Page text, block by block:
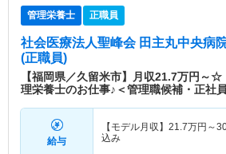
管理栄養士 正職員
社会医療法人聖峰会 田主丸中央病
(正職員)
【福岡県／久留米市】月収21.7万円～
理栄養士のお仕事♪＜管理職候補・正社
給与
【モデル月収】 21.7万円～
込み